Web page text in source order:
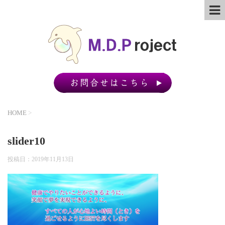
HOME >
slider10
投稿日： 2019年11月13日